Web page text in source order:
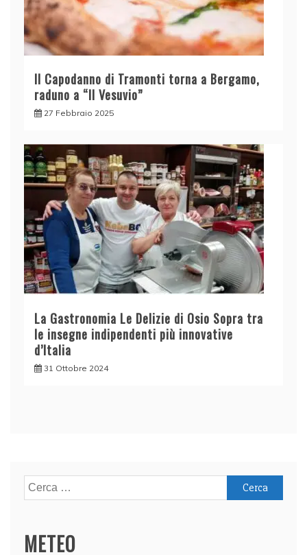
Il Capodanno di Tramonti torna a Bergamo,
raduno a “Il Vesuvio”
27 Febbraio 2025
La Gastronomia Le Delizie di Osio Sopra tra
le insegne indipendenti più innovative
d’Italia
31 Ottobre 2024
Ricerca
per:
METEO